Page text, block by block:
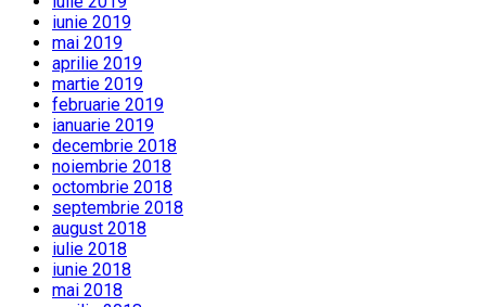
iunie 2019
mai 2019
aprilie 2019
martie 2019
februarie 2019
ianuarie 2019
decembrie 2018
noiembrie 2018
octombrie 2018
septembrie 2018
august 2018
iulie 2018
iunie 2018
mai 2018